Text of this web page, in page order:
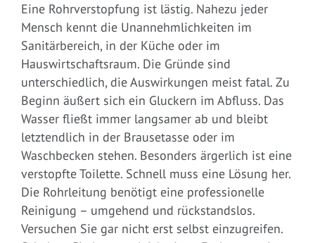
Eine Rohrverstopfung ist lästig. Nahezu jeder
Mensch kennt die Unannehmlichkeiten im
Sanitärbereich, in der Küche oder im
Hauswirtschaftsraum. Die Gründe sind
unterschiedlich, die Auswirkungen meist fatal. Zu
Beginn äußert sich ein Gluckern im Abfluss. Das
Wasser fließt immer langsamer ab und bleibt
letztendlich in der Brausetasse oder im
Waschbecken stehen. Besonders ärgerlich ist eine
verstopfte Toilette. Schnell muss eine Lösung her.
Die Rohrleitung benötigt eine professionelle
Reinigung – umgehend und rückstandslos.
Versuchen Sie gar nicht erst selbst einzugreifen.